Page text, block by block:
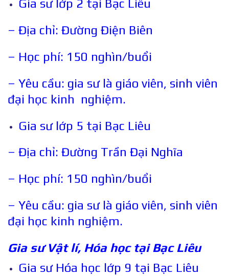
Gia sư lớp 2 tại Bạc Liêu
– Địa chỉ: Đường Điện Biên
– Học phí: 150 nghìn/buổi
– Yêu cầu: gia sư là giáo viên, sinh viên
đại học kinh nghiệm.
Gia sư lớp 5 tại Bạc Liêu
– Địa chỉ: Đường Trần Đại Nghĩa
– Học phí: 150 nghìn/buổi
– Yêu cầu: gia sư là giáo viên, sinh viên
đại học kinh nghiệm.
Gia sư Vật lí, Hóa học tại Bạc Liêu
Gia sư Hóa học lớp 9 tại Bạc Liêu